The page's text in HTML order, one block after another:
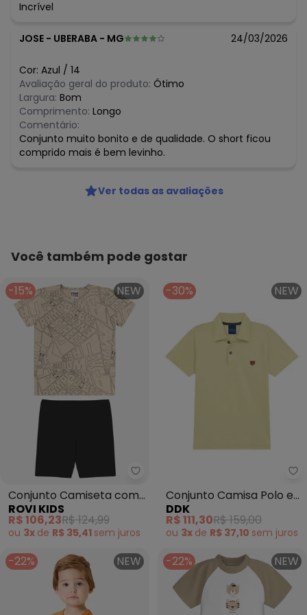
Incrível
JOSE - UBERABA - MG 24/03/2026
Cor: Azul / 14
Avaliação geral do produto: Ótimo
Largura: Bom
Comprimento: Longo
Comentário:
Conjunto muito bonito e de qualidade. O short ficou
comprido mais é bem levinho.
Ver todas as avaliações
Você também pode gostar
-15% NEW
Rovi Kids - Conjunto Camiseta
Conjunto Camiseta com
Bermuda Infantil
(Marrom)
ROVI KIDS
R$ 106,23R$ 124,99
ou 3x de R$ 35,41 sem juros
-30% NEW
Conjunto Camisa Polo e
Bermuda (Marrom)
DDK
R$ 111,30R$ 159,00
ou 3x de R$ 37,10 sem juros
-22% NEW -22% NEW